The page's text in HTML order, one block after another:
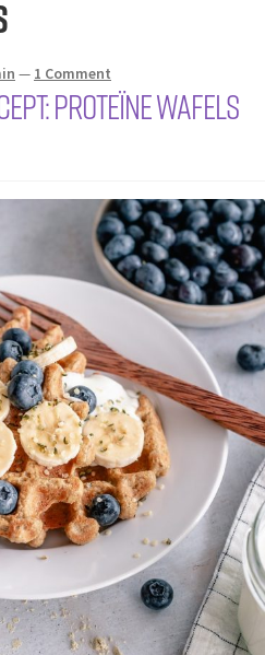
— 1 Comment
proteïne wafels